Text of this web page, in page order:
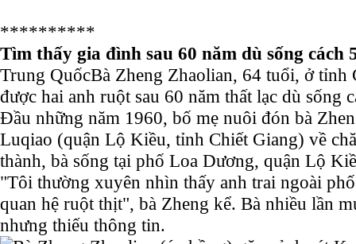
**********
Tìm thấy gia đình sau 60 năm dù sống cách
Trung QuốcBà Zheng Zhaolian, 64 tuổi, ở tỉnh
được hai anh ruột sau 60 năm thất lạc dù sống
Đầu những năm 1960, bố mẹ nuôi đón bà
Luqiao (quận Lộ Kiều, tỉnh Chiết Giang) về
thành, bà sống tại phố Loa Dương, quận Lộ
"Tôi thường xuyên nhìn thấy anh trai ngoài
quan hệ ruột thịt", bà Zheng kể. Bà nhiều lần
nhưng thiếu thông tin.